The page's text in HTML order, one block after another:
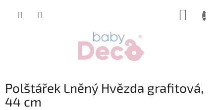
Polštářek Lněný Hvězda grafitová,
44 cm